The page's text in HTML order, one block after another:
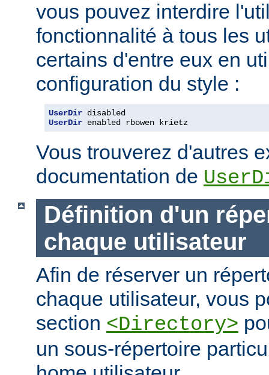
vous pouvez interdire
fonctionnalité à tous les
certains d'entre eux en
configuration du style :
UserDir disabled
UserDir enabled rbowen krietz
Vous trouverez d'autres
documentation de
Définition d'un
chaque utilisateur
Afin de réserver un
chaque utilisateur, vous
section <Directory>
un sous-répertoire